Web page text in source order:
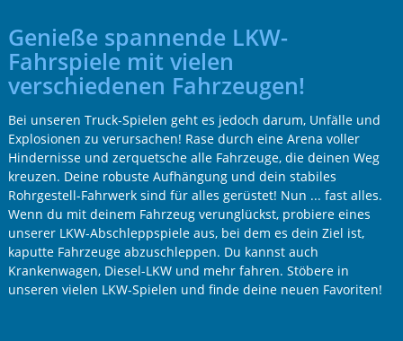
Genieße spannende LKW-
Fahrspiele mit vielen
verschiedenen Fahrzeugen!
Bei unseren Truck-Spielen geht es jedoch darum, Unfälle und
Explosionen zu verursachen! Rase durch eine Arena voller
Hindernisse und zerquetsche alle Fahrzeuge, die deinen Weg
kreuzen. Deine robuste Aufhängung und dein stabiles
Rohrgestell-Fahrwerk sind für alles gerüstet! Nun ... fast alles.
Wenn du mit deinem Fahrzeug verunglückst, probiere eines
unserer LKW-Abschleppspiele aus, bei dem es dein Ziel ist,
kaputte Fahrzeuge abzuschleppen. Du kannst auch
Krankenwagen, Diesel-LKW und mehr fahren. Stöbere in
unseren vielen LKW-Spielen und finde deine neuen Favoriten!